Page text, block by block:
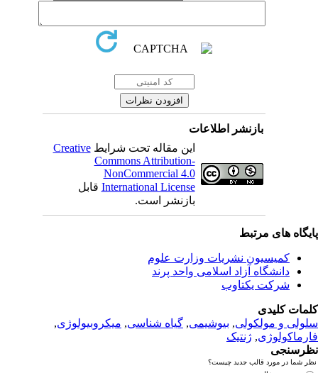
اطلاعات
این مقاله تحت شرایطCreative
Commons Attribution-
NonCommercial 4.0
International Licenseقابل
نشریات وزارت علوم
اسلامی واحد پرند
,بیوشیمی,گیاه شناسی,میکروبیولوژی
جدید چیست؟